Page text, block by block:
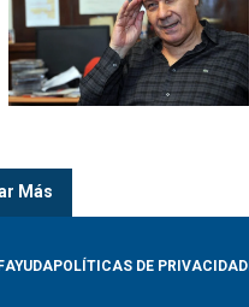
Más
AYUDAPOLÍTICAS DE PRIVACIDAD